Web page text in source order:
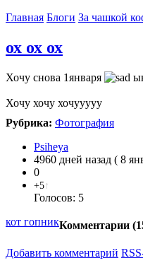
Главная Блоги За чашкой
ох ох ох
Хочу снова 1января
Хочу хочу хочууууу
Рубрика: Фотография
Psiheya
4960 дней назад ( 8
0
+5↑
Голосов: 5
кот гопникКомментарии (
Добавить комментарий